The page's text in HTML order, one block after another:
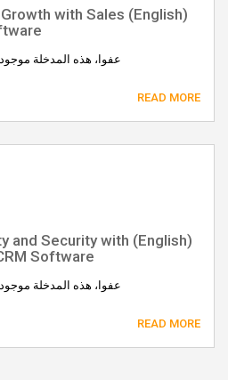
Growth with Sales
عفوا، هذه المدخلة
READ MORE
and Security with
Software
عفوا، هذه المدخلة
READ MORE